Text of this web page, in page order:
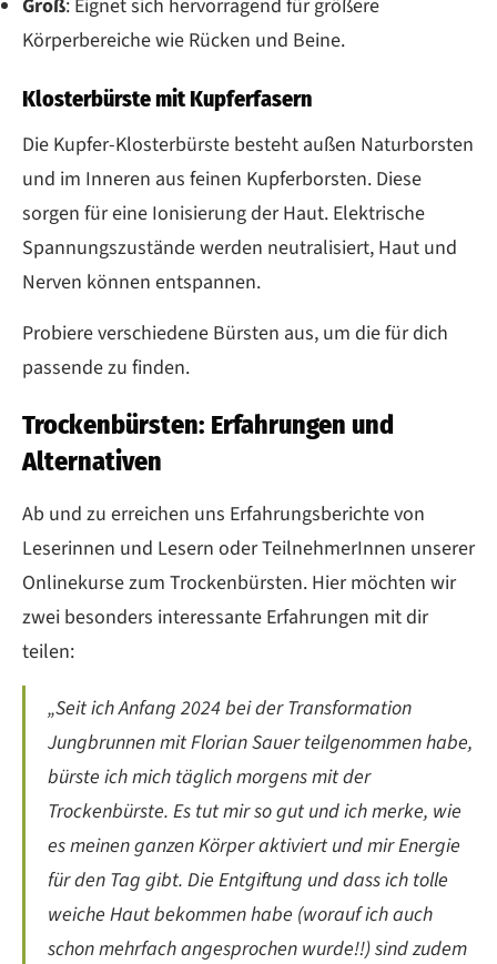
Groß: Eignet sich hervorragend für größere
Körperbereiche wie Rücken und Beine.
Klosterbürste mit Kupferfasern
Die Kupfer-Klosterbürste besteht außen Naturborsten
und im Inneren aus feinen Kupferborsten. Diese
sorgen für eine Ionisierung der Haut. Elektrische
Spannungszustände werden neutralisiert, Haut und
Nerven können entspannen.
Probiere verschiedene Bürsten aus, um die für dich
passende zu finden.
Trockenbürsten: Erfahrungen und
Alternativen
Ab und zu erreichen uns Erfahrungsberichte von
Leserinnen und Lesern oder TeilnehmerInnen unserer
Onlinekurse zum Trockenbürsten. Hier möchten wir
zwei besonders interessante Erfahrungen mit dir
teilen:
„Seit ich Anfang 2024 bei der Transformation
Jungbrunnen mit Florian Sauer teilgenommen habe,
bürste ich mich täglich morgens mit der
Trockenbürste. Es tut mir so gut und ich merke, wie
es meinen ganzen Körper aktiviert und mir Energie
für den Tag gibt. Die Entgiftung und dass ich tolle
weiche Haut bekommen habe (worauf ich auch
schon mehrfach angesprochen wurde!!) sind zudem